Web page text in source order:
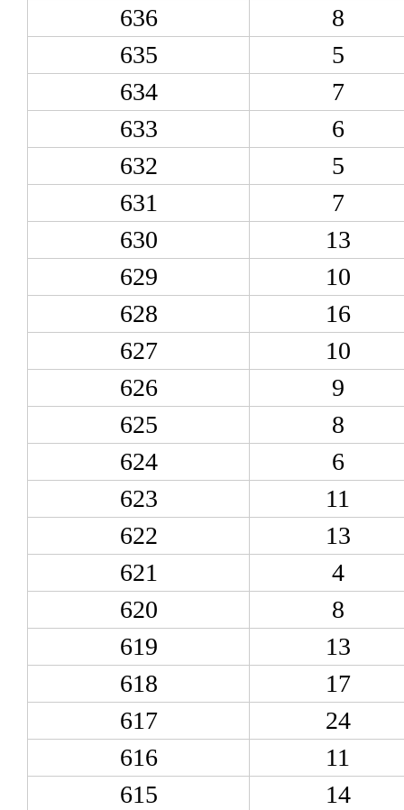
636
8
635
5
634
7
633
6
632
5
631
7
630
13
629
10
628
16
627
10
626
9
625
8
624
6
623
11
622
13
621
4
620
8
619
13
618
17
617
24
616
11
615
14